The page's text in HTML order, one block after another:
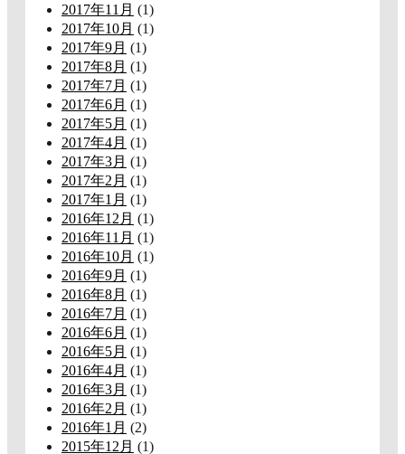
2017年11月 (1)
2017年10月 (1)
2017年9月 (1)
2017年8月 (1)
2017年7月 (1)
2017年6月 (1)
2017年5月 (1)
2017年4月 (1)
2017年3月 (1)
2017年2月 (1)
2017年1月 (1)
2016年12月 (1)
2016年11月 (1)
2016年10月 (1)
2016年9月 (1)
2016年8月 (1)
2016年7月 (1)
2016年6月 (1)
2016年5月 (1)
2016年4月 (1)
2016年3月 (1)
2016年2月 (1)
2016年1月 (2)
2015年12月 (1)